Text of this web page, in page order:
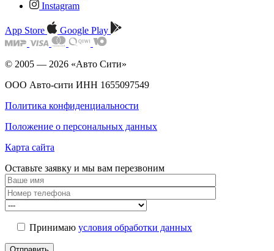
Instagram
App Store Google Play
© 2005 — 2026 «Авто Сити»
ООО Авто-сити ИНН 1655097549
Политика конфиденциальности
Положение о персональных данных
Карта сайта
Оставьте заявку и мы вам перезвоним
Принимаю условия обработки данных